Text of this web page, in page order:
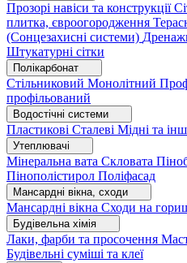
Прозорі навіси та конструкції
плитка, євроогородження
(Сонцезахисні системи)
Штукатурні сітки
Полікарбонат
Стільниковий Монолітний
профільований
Водостічні системи
Пластикові Сталеві Мідні та
Утеплювачі
Мінеральна вата Скловата
Пінополістирол Поліфасад
Мансардні вікна, сходи
Мансардні вікна Сходи на
Будівельна хімія
Лаки, фарби та просочення
Будівельні суміші та клеї